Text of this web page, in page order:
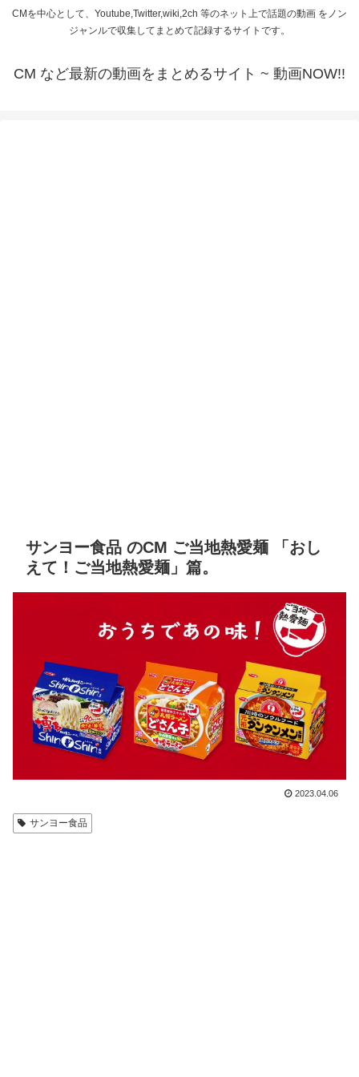
CMを中心として、Youtube,Twitter,wiki,2ch 等のネット上で話題の動画 をノン
ジャンルで収集してまとめて記録するサイトです。
CM など最新の動画をまとめるサイト ~ 動画NOW!!
サンヨー食品 のCM ご当地熱愛麺 「おし
えて！ご当地熱愛麺」篇。
2023.04.06
サンヨー食品